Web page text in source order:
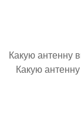
Какую антенну
Какую